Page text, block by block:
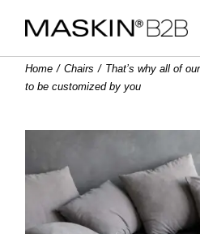
Home Chairs
That’s why all of
to be customized by you